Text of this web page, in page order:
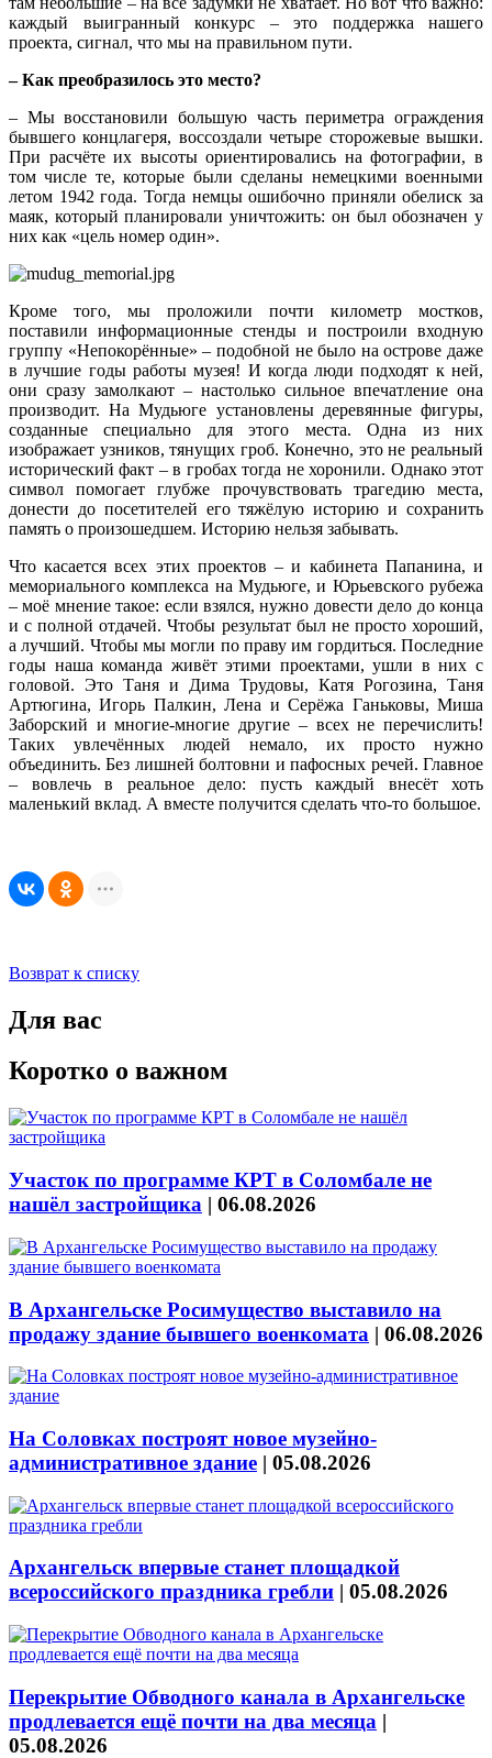
каждый выигранный конкурс – это поддержка нашего
проекта, сигнал, что мы на правильном пути.
– Как преобразилось это место?
– Мы восстановили большую часть периметра ограждения
бывшего концлагеря, воссоздали четыре сторожевые вышки.
При расчёте их высоты ориентировались на фотографии, в
том числе те, которые были сделаны немецкими военными
летом 1942 года. Тогда немцы ошибочно приняли обелиск за
маяк, который планировали уничтожить: он был обозначен у
них как «цель номер один».
Кроме того, мы проложили почти километр мостков,
поставили информационные стенды и построили входную
группу «Непокорённые» – подобной не было на острове даже
в лучшие годы работы музея! И когда люди подходят к ней,
они сразу замолкают – настолько сильное впечатление она
производит. На Мудьюге установлены деревянные фигуры,
созданные специально для этого места. Одна из них
изображает узников, тянущих гроб. Конечно, это не реальный
исторический факт – в гробах тогда не хоронили. Однако этот
символ помогает глубже прочувствовать трагедию места,
донести до посетителей его тяжёлую историю и сохранить
память о произошедшем. Историю нельзя забывать.
Что касается всех этих проектов – и кабинета Папанина, и
мемориального комплекса на Мудьюге, и Юрьевского рубежа
– моё мнение такое: если взялся, нужно довести дело до конца
и с полной отдачей. Чтобы результат был не просто хороший,
а лучший. Чтобы мы могли по праву им гордиться. Последние
годы наша команда живёт этими проектами, ушли в них с
головой. Это Таня и Дима Трудовы, Катя Рогозина, Таня
Артюгина, Игорь Палкин, Лена и Серёжа Ганьковы, Миша
Заборский и многие-многие другие – всех не перечислить!
Таких увлечённых людей немало, их просто нужно
объединить. Без лишней болтовни и пафосных речей. Главное
– вовлечь в реальное дело: пусть каждый внесёт хоть
маленький вклад. А вместе получится сделать что‑то большое.
Возврат к списку
Для вас
Коротко о важном
Участок по программе КРТ в Соломбале не
нашёл застройщика | 06.08.2026
В Архангельске Росимущество выставило на
продажу здание бывшего военкомата | 06.08.2026
На Соловках построят новое музейно-
административное здание | 05.08.2026
Архангельск впервые станет площадкой
всероссийского праздника гребли | 05.08.2026
Перекрытие Обводного канала в Архангельске
продлевается ещё почти на два месяца |
05.08.2026